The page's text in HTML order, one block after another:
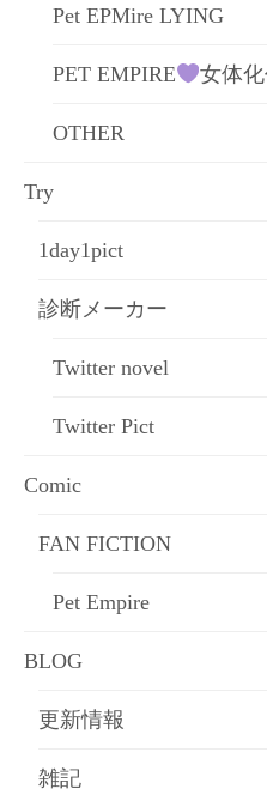
Pet EPMire LYING
PET EMPIRE 女体
OTHER
Try
1day1pict
診断メーカー
Twitter novel
Twitter Pict
Comic
FAN FICTION
Pet Empire
BLOG
更新情報
雑記